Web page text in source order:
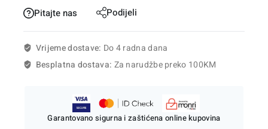
Pitajte nas Podijeli
Vrijeme dostave: Do 4 radna dana
Besplatna dostava: Za narudžbe preko 100KM
Garantovano sigurna i zaštićena online kupovina